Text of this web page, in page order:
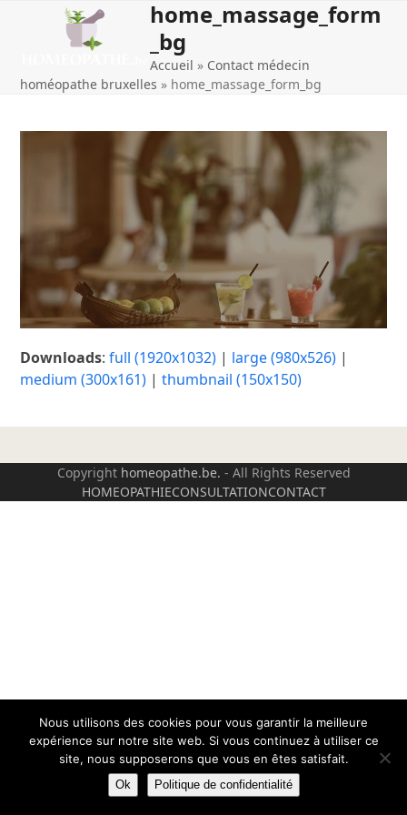
Open
mobile
menu
Close
mobile
menu
home_massage_form
_bg
Accueil » Contact médecin
homéopathe bruxelles » home_massage_form_bg
Downloads:full (1920x1032) | large (980x526) |
medium (300x161) |thumbnail (150x150)
Copyright homeopathe.be. - All Rights Reserved
HOMEOPATHIECONSULTATIONCONTACT
Nous utilisons des cookies pour vous garantir la meilleure
expérience sur notre site web. Si vous continuez à utiliser ce
site, nous supposerons que vous en êtes satisfait.
Ok Politique de confidentialité